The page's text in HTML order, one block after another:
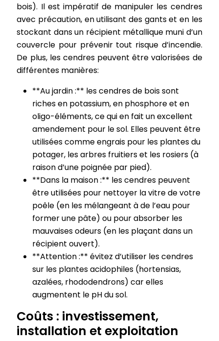
bois). Il est impératif de manipuler les cendres
avec précaution, en utilisant des gants et en les
stockant dans un récipient métallique muni d’un
couvercle pour prévenir tout risque d’incendie.
De plus, les cendres peuvent être valorisées de
différentes manières:
**Au jardin :** les cendres de bois sont
riches en potassium, en phosphore et en
oligo-éléments, ce qui en fait un excellent
amendement pour le sol. Elles peuvent être
utilisées comme engrais pour les plantes du
potager, les arbres fruitiers et les rosiers (à
raison d’une poignée par pied).
**Dans la maison :** les cendres peuvent
être utilisées pour nettoyer la vitre de votre
poêle (en les mélangeant à de l’eau pour
former une pâte) ou pour absorber les
mauvaises odeurs (en les plaçant dans un
récipient ouvert).
**Attention :** évitez d’utiliser les cendres
sur les plantes acidophiles (hortensias,
azalées, rhododendrons) car elles
augmentent le pH du sol.
Coûts : investissement,
installation et exploitation